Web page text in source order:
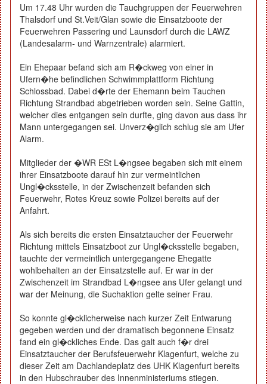
Um 17.48 Uhr wurden die Tauchgruppen der Feuerwehren
Thalsdorf und St.Veit/Glan sowie die Einsatzboote der
Feuerwehren Passering und Launsdorf durch die LAWZ
(Landesalarm- und Warnzentrale) alarmiert.
Ein Ehepaar befand sich am R�ckweg von einer in
Ufern�he befindlichen Schwimmplattform Richtung
Schlossbad. Dabei d�rte der Ehemann beim Tauchen
Richtung Strandbad abgetrieben worden sein. Seine Gattin,
welcher dies entgangen sein durfte, ging davon aus dass ihr
Mann untergegangen sei. Unverz�glich schlug sie am Ufer
Alarm.
Mitglieder der �WR ESt L�ngsee begaben sich mit einem
ihrer Einsatzboote darauf hin zur vermeintlichen
Ungl�cksstelle, in der Zwischenzeit befanden sich
Feuerwehr, Rotes Kreuz sowie Polizei bereits auf der
Anfahrt.
Als sich bereits die ersten Einsatztaucher der Feuerwehr
Richtung mittels Einsatzboot zur Ungl�cksstelle begaben,
tauchte der vermeintlich untergegangene Ehegatte
wohlbehalten an der Einsatzstelle auf. Er war in der
Zwischenzeit im Strandbad L�ngsee ans Ufer gelangt und
war der Meinung, die Suchaktion gelte seiner Frau.
So konnte gl�cklicherweise nach kurzer Zeit Entwarung
gegeben werden und der dramatisch begonnene Einsatz
fand ein gl�ckliches Ende. Das galt auch f�r drei
Einsatztaucher der Berufsfeuerwehr Klagenfurt, welche zu
dieser Zeit am Dachlandeplatz des UHK Klagenfurt bereits
in den Hubschrauber des Innenministeriums stiegen.